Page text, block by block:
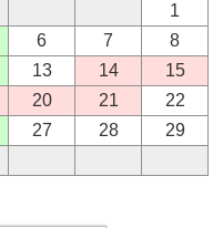
1
6 7
8
13 14
15
20 21
22
27 28
29